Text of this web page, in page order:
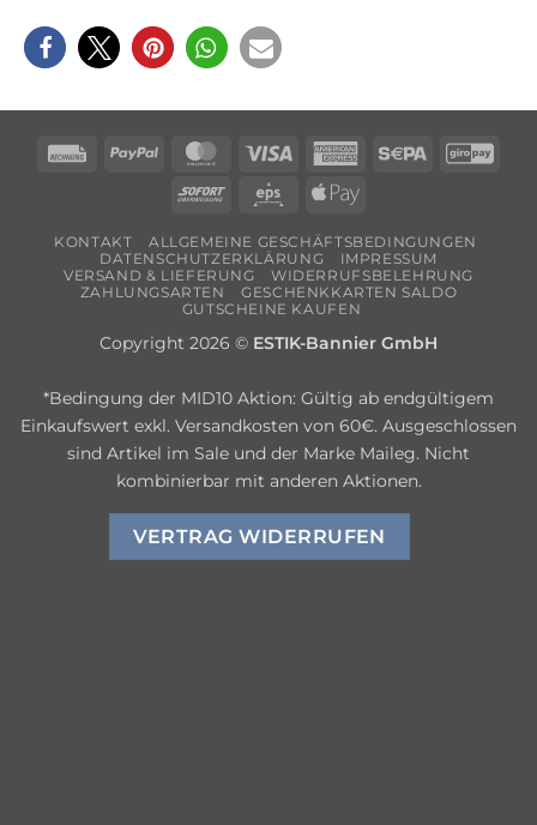
RechungPayPal MasterCard
Visa
American Sepa
Sofort
Eps
Apple
KONTAKT
ALLGEMEINE GESCHÄFTSBEDINGUNGEN
DATENSCHUTZERKLÄRUNG
IMPRESSUM
VERSAND & LIEFERUNG
WIDERRUFSBELEHRUNG
ZAHLUNGSARTEN
GESCHENKKARTEN SALDO
GUTSCHEINE KAUFEN
Copyright 2026 © ESTIK-Bannier GmbH
*Bedingung der MID10 Aktion: Gültig ab endgültigem
Einkaufswert exkl. Versandkosten von 60€. Ausgeschlossen
sind Artikel im Sale und der Marke Maileg. Nicht
kombinierbar mit anderen Aktionen.
VERTRAG WIDERRUFEN